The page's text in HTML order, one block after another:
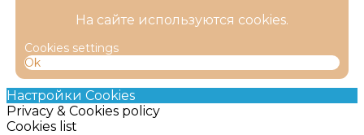
На сайте используются cookies.
Cookies settings
Ok
Настройки Cookies
Privacy & Cookies policy
Cookies list